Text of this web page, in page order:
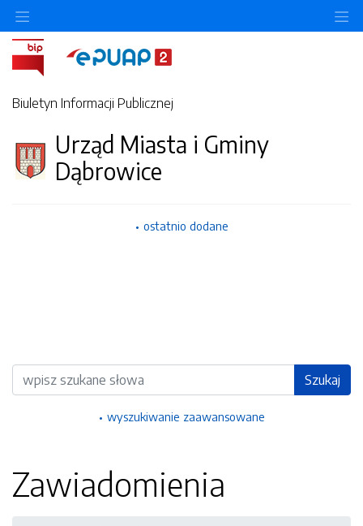
Biuletyn Informacji Publicznej
Urząd Miasta i Gminy
Dąbrowice
ostatnio dodane
Wyszukiwarka Szukaj
wyszukiwanie zaawansowane
Zawiadomienia